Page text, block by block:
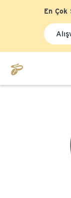
En